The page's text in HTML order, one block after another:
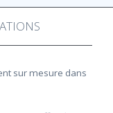
sur mesure dans